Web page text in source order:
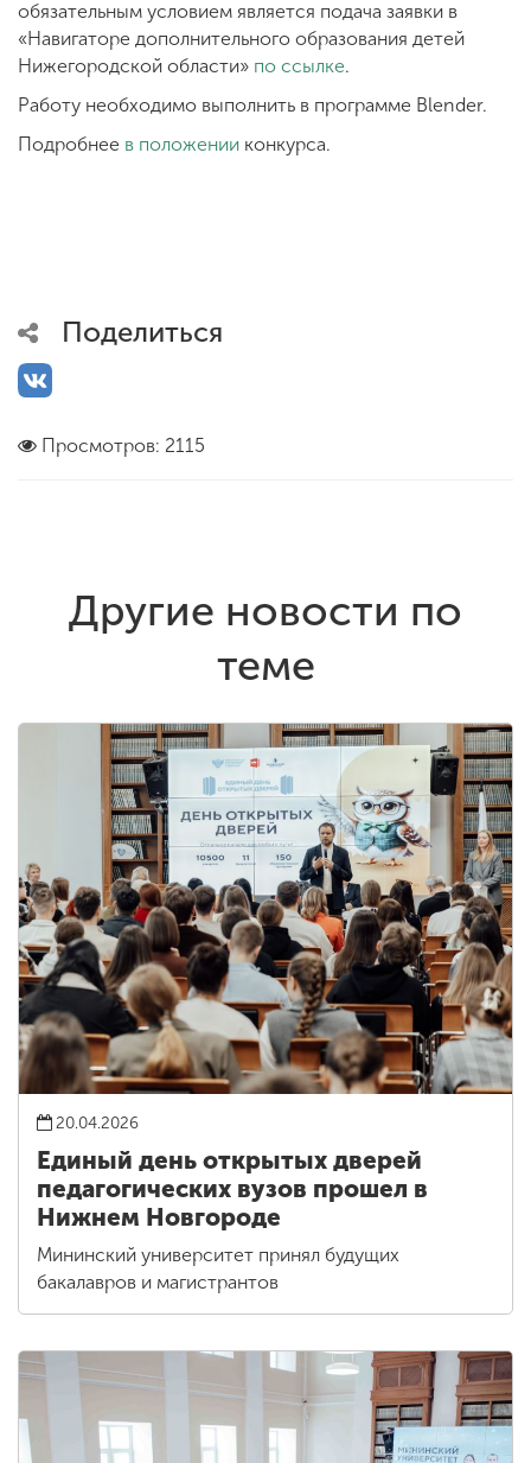
обязательным условием является подача заявки в
«Навигаторе дополнительного образования детей
Нижегородской области» по ссылке.
Работу необходимо выполнить в программе Blender.
Подробнее в положении конкурса.
Поделиться
Просмотров: 2115
Другие новости по
теме
20.04.2026
Единый день открытых дверей
педагогических вузов прошел в
Нижнем Новгороде
Мининский университет принял будущих
бакалавров и магистрантов